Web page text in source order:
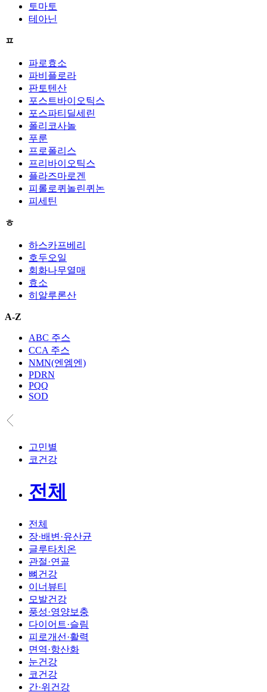
토마토
테아닌
ㅍ
파로효소
파비플로라
판토텐산
포스트바이오틱스
포스파티딜세린
폴리코사놀
푸룬
프로폴리스
프리바이오틱스
플라즈마로겐
피롤로퀴놀린퀴논
피세틴
ㅎ
하스카프베리
호두오일
회화나무열매
효소
히알루론산
A-Z
ABC 주스
CCA 주스
NMN(엔엠엔)
PDRN
PQQ
SOD
고민별
코건강
전체
전체
장·배변·유산균
글루타치온
관절·연골
뼈건강
이너뷰티
모발건강
풍성·영양보충
다이어트·슬림
피로개선·활력
면역·항산화
눈건강
코건강
간·위건강